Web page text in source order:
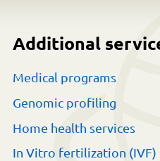
Additional
Medical programs
Genomic profiling
Home health services
In Vitro fertilization (IVF)